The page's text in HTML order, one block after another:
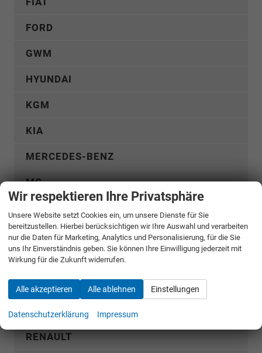
FORD
GWM
HYUNDAI
KGM
KIA
MERCEDES-BENZ
MG
NISSAN
OMODA
OPEL
PEUGEOT
RENAULT
Wir respektieren Ihre Privatsphäre
Unsere Website setzt Cookies ein, um unsere Dienste für Sie
bereitzustellen. Hierbei berücksichtigen wir Ihre Auswahl und verarbeiten
nur die Daten für Marketing, Analytics und Personalisierung, für die Sie
uns Ihr Einverständnis geben. Sie können Ihre Einwilligung jederzeit mit
Wirkung für die Zukunft widerrufen.
Alle akzeptieren Alle ablehnen Einstellungen
Datenschutzerklärung Impressum